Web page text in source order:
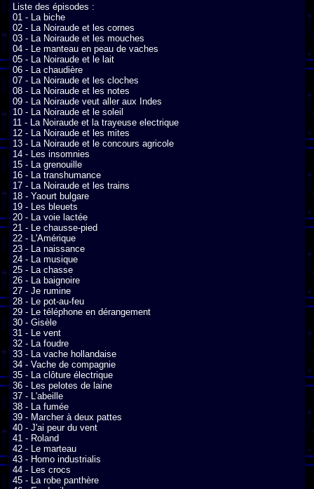
Liste des épisodes :
01 - La biche
02 - La Noiraude et les cornes
03 - La Noiraude et les mouches
04 - Le manteau en peau de vaches
05 - La Noiraude et le lait
06 - La chaudière
07 - La Noiraude et les cloches
08 - La Noiraude et les notes
09 - La Noiraude veut aller aux Indes
10 - La Noiraude et le soleil
11 - La Noiraude et la trayeuse electrique
12 - La Noiraude et les mites
13 - La Noiraude et le concours agricole
14 - Les insomnies
15 - La grenouille
16 - La transhumance
17 - La Noiraude et les trains
18 - Yaourt bulgare
19 - Les bleuets
20 - La voie lactée
21 - Le chausse-pied
22 - L'Amérique
23 - La naissance
24 - La musique
25 - La chasse
26 - La baignoire
27 - Je rumine
28 - Le pot-au-feu
29 - Le téléphone en dérangement
30 - Gisèle
31 - Le vent
32 - La foudre
33 - La vache hollandaise
34 - Vache de compagnie
35 - La clôture électrique
36 - Les pelotes de laine
37 - L'abeille
38 - La fumée
39 - Marcher à deux pattes
40 - J'ai peur du vent
41 - Roland
42 - Le marteau
43 - Homo industrialis
44 - Les crocs
45 - La robe panthère